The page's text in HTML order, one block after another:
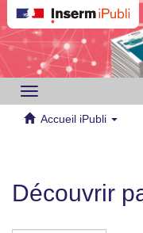
Toggle
navigation
Accueil iPubli
Découvrir